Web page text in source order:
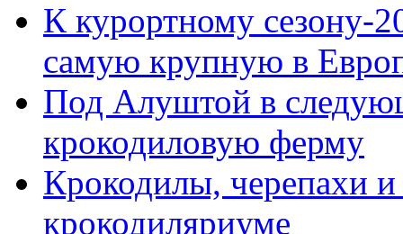
К курортному сезону-
самую крупную в
Под Алуштой в
крокодиловую ферму
Крокодилы, черепахи
крокодиляриуме